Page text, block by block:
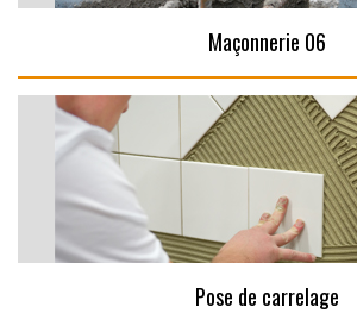
Maçonnerie 06
Pose de carrelage